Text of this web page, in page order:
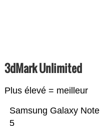
3dMark Unlimited
Plus élevé = meilleur
Samsung Galaxy Note
5